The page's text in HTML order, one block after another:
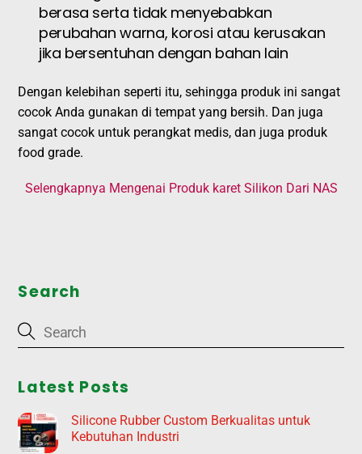
berasa serta tidak menyebabkan
perubahan warna, korosi atau kerusakan
jika bersentuhan dengan bahan lain
Dengan kelebihan seperti itu, sehingga produk ini sangat
cocok Anda gunakan di tempat yang bersih. Dan juga
sangat cocok untuk perangkat medis, dan juga produk
food grade.
Selengkapnya Mengenai Produk karet Silikon Dari NAS
Search
Latest Posts
Silicone Rubber Custom Berkualitas untuk
Kebutuhan Industri